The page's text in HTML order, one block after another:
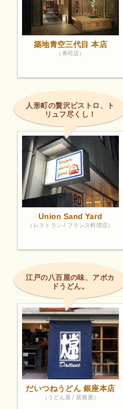
築地青空三代目 本店
（寿司店）
人形町の贅沢ビストロ、ト
リュフ尽くし！
Union Sand Yard
（レストラン / フランス料理店）
江戸の八百屋の味、アボカ
ドうどん。
だいつねうどん 銀座本店
（うどん屋 / 居酒屋）